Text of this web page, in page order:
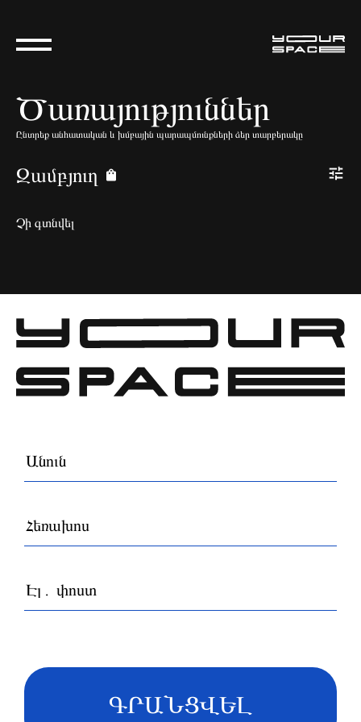
Ծառայություններ
Ընտրեք անհատական և խմբային պարապմունքների ձեր տարբերակը
Զամբյուղ
Չի գտնվել
ԳՐԱՆՑՎԵԼ